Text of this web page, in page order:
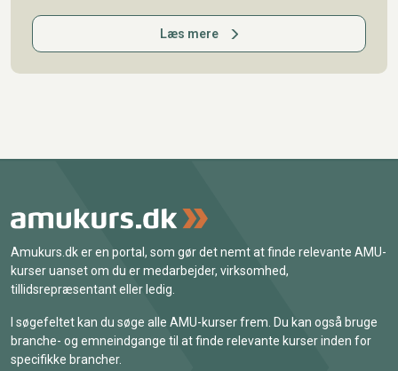
Læs mere
Amukurs.dk er en portal, som gør det nemt at finde relevante AMU-
kurser uanset om du er medarbejder, virksomhed,
tillidsrepræsentant eller ledig.
I søgefeltet kan du søge alle AMU-kurser frem. Du kan også bruge
branche- og emneindgange til at finde relevante kurser inden for
specifikke brancher.